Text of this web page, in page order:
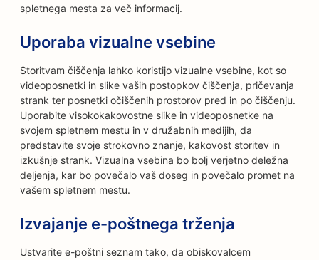
spletnega mesta za več informacij.
Uporaba vizualne vsebine
Storitvam čiščenja lahko koristijo vizualne vsebine, kot so
videoposnetki in slike vaših postopkov čiščenja, pričevanja
strank ter posnetki očiščenih prostorov pred in po čiščenju.
Uporabite visokokakovostne slike in videoposnetke na
svojem spletnem mestu in v družabnih medijih, da
predstavite svoje strokovno znanje, kakovost storitev in
izkušnje strank. Vizualna vsebina bo bolj verjetno deležna
deljenja, kar bo povečalo vaš doseg in povečalo promet na
vašem spletnem mestu.
Izvajanje e-poštnega trženja
Ustvarite e-poštni seznam tako, da obiskovalcem